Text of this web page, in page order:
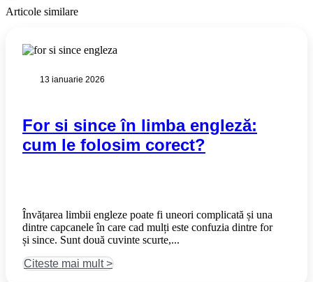
Articole similare
13 ianuarie 2026
For si since în limba engleză:
cum le folosim corect?
Învățarea limbii engleze poate fi uneori complicată și una
dintre capcanele în care cad mulți este confuzia dintre for
și since. Sunt două cuvinte scurte,...
Citeste mai mult >​